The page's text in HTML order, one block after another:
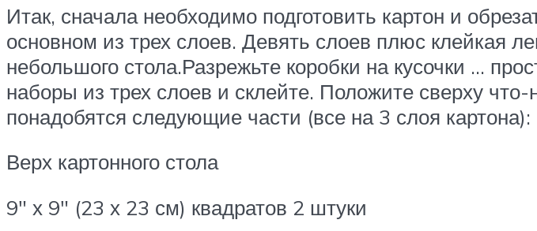
Итак, сначала необходимо подготовить картон и
основном из трех слоев. Девять слоев плюс клейкая
небольшого стола.Разрежьте коробки на кусочки …
наборы из трех слоев и склейте. Положите сверху
понадобятся следующие части (все на 3 слоя картона):
Верх картонного стола
9″ х 9″ (23 х 23 см) квадратов 2 штуки